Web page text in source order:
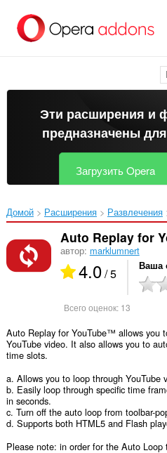
перейти
Эти расширения и
предназначены
Загрузить Opera
Домой Расширения Развлечения
Auto Replay for
автор: marklumnert
4.0/ 5 Ваша
Всего оценок: 13
Auto Replay for YouTube™ allows you
YouTube video. It also allows you to
time slots.
a. Allows you to loop through YouTube
b. Easily loop through specific time
in seconds.
c. Turn off the auto loop from toolbar-
d. Supports both HTML5 and Flash
Please note: in order for the Auto